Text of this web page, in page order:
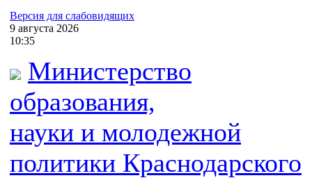
Версия для слабовидящих
9 августа 2026
10:35
Министерство
образования,
науки и молодежной
политики Краснодарского